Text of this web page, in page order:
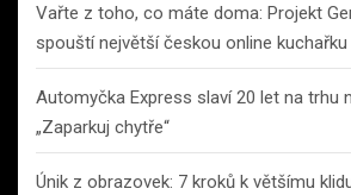
Vařte z toho, co máte doma: Projekt
spouští největší českou online kuchařku
Automyčka Express slaví 20 let na trhu
„Zaparkuj chytře“
Únik z obrazovek: 7 kroků k většímu